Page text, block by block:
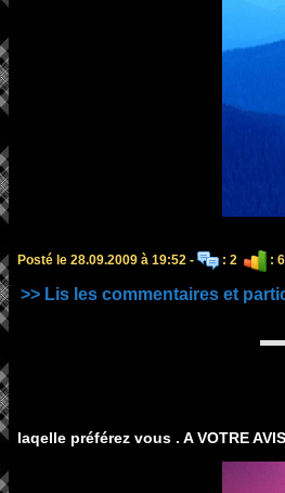
Posté le 28.09.2009 à 19:52 - : 2 :
>> Lis les commentaires et
laqelle préférez vous . A VOTRE